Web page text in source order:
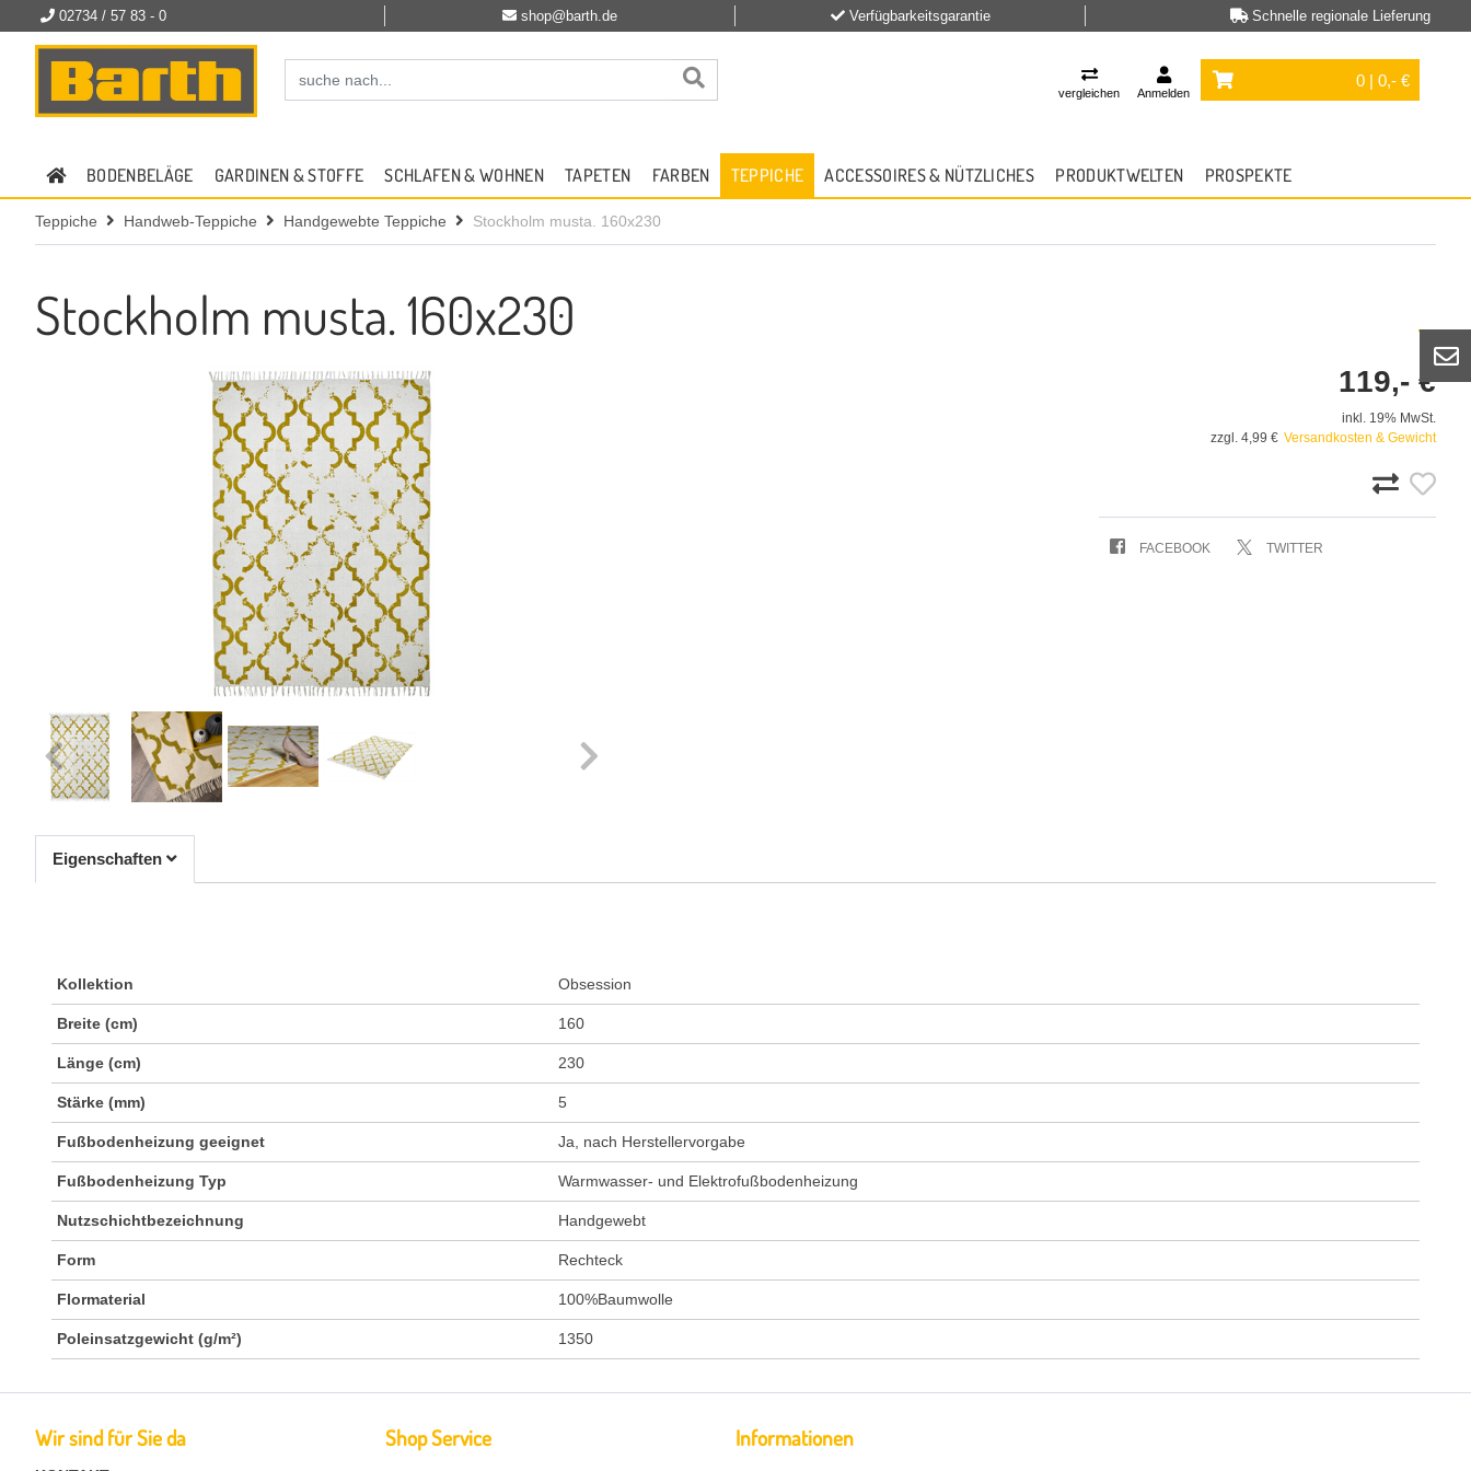
02734 / 57 83 - 0 shop@barth.de Verfügbarkeitsgarantie Schnelle regionale Lieferung
vergleichen Anmelden
0 | 0,- €
BODENBELÄGE GARDINEN & STOFFE SCHLAFEN & WOHNEN TAPETEN FARBEN TEPPICHE ACCESSOIRES & NÜTZLICHES PRODUKTWELTEN PROSPEKTE
Teppiche Handweb-Teppiche Handgewebte Teppiche Stockholm musta. 160x230
Stockholm musta. 160x230
119,- €
inkl. 19% MwSt.
zzgl. 4,99 € Versandkosten & Gewicht
FACEBOOK TWITTER
Eigenschaften
Kollektion Obsession
Breite (cm) 160
Länge (cm) 230
Stärke (mm) 5
Fußbodenheizung geeignet Ja, nach Herstellervorgabe
Fußbodenheizung Typ Warmwasser- und Elektrofußbodenheizung
Nutzschichtbezeichnung Handgewebt
Form Rechteck
Flormaterial 100%Baumwolle
Poleinsatzgewicht (g/m²) 1350
Wir sind für Sie da Shop Service Informationen